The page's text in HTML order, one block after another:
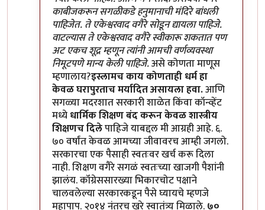
काबीजकरून सगळीकडे हनुमानाची मंदिरे बांधली
पाहिजेत. ते एकेश्वरवाद वगैरे सोडून द्यायला पाहिजे.
वाटल्यास ते एकेश्वरवाद वगैरे स्वीकारू शकतात पण
अट एकच शूद्र म्हणून त्यांनी आमची वर्णव्यवस्था
निमूटपणे मान्य केली पाहिजे.असे कोणता माणूस
म्हणालाय?इस्लामच काय कोणताही धर्म हा
केवळ घरापुरताच मर्यादित असायला हवा.आणि
सगळ्या मदरशात सरकारी शाळेत किंवा कॉन्व्हेंट
मध्येधार्मिक शिक्षण बंद करून केवळ शास्त्रीय
शिक्षणच दिलेपाहिजे याबद्दल मी आग्रही आहे. ६.
७० वर्षांत केवळ आमच्या जीवावरच आम्ही जगलो.
सरकारचा एक पैसाही स्वतःवर खर्च करू दिला
नाही. शिक्षण वगैरे सगळं स्वतःच्या खाजगी पैशांनी
झालंय. कॉंग्रेससारख्या भिकारचोट पक्षाने
चालवलेल्या सरकारकडून पैसे घ्यायचे म्हणजे
महापाप. २०१४ नंतरच खरे स्वातंत्र्य मिळाले.७०